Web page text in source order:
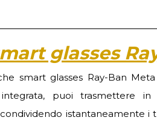
glasses
smart glasses Ray-Ban
integrata, puoi trasmettere
istantaneamente i